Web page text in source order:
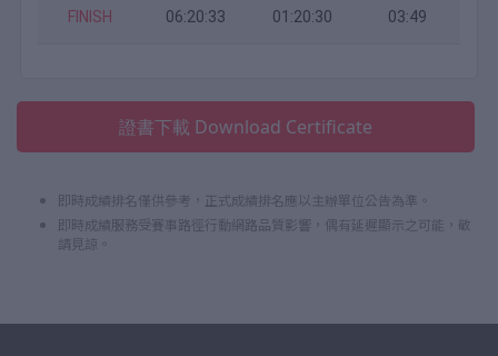
FINISH 06:20:33 01:20:30 03:49
證書下載 Download Certificate
即時成績排名僅供參考，正式成績排名應以主辦單位公告為準。
即時成績服務受賽事路徑行動網路品質影響，偶有延遲顯示之可能，敬
請見諒。